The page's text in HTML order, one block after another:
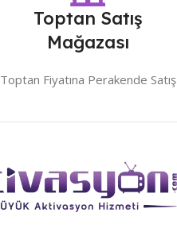
Toptan Satış
Mağazası
Toptan Fiyatına Perakende Satış